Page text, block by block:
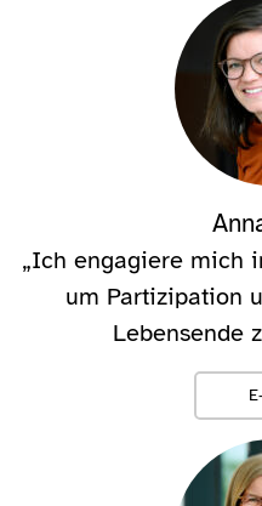
„Ich engagiere mich
um Partizipation
Lebensende